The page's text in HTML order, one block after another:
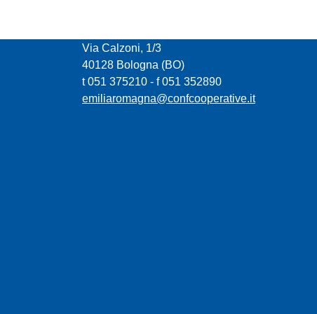
Via Calzoni, 1/3
40128 Bologna (BO)
t 051 375210 - f 051 352890
emiliaromagna@confcooperative.it